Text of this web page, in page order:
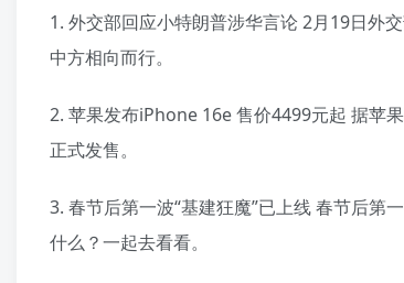
1. 外交部回应小特朗普涉华言论 2月19日外
中方相向而行。
2. 苹果发布iPhone 16e 售价4499元起 据苹
正式发售。
3. 春节后第一波“基建狂魔”已上线 春节后第
什么？一起去看看。